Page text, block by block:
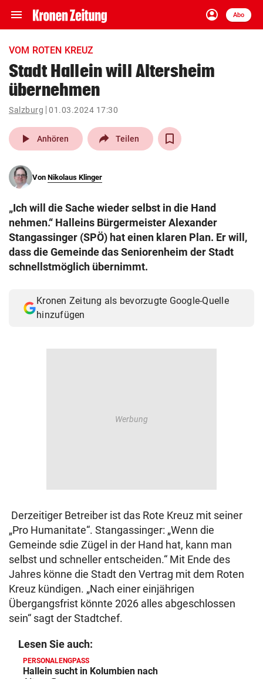
menu Navigation
ein-/ausklappen
account_circle
Anmelden
Abo
close Schließen
account_circle Anmelden
pin_drop
Wien arrow_right
search
eingeben
© Krone Multimedia GmbH & Co KG 2026
VOM ROTEN KREUZ
Stadt Hallein will Altersheim
übernehmen
Salzburg 01.03.2024 17:30
play_arrow Anhören Teilen
Von Nikolaus Klinger
„Ich will die Sache wieder selbst in die Hand
nehmen.“ Halleins Bürgermeister Alexander
Stangassinger (SPÖ) hat einen klaren Plan. Er will,
dass die Gemeinde das Seniorenheim der Stadt
schnellstmöglich übernimmt.
Kronen Zeitung als bevorzugte Google-Quelle
hinzufügen
Derzeitiger Betreiber ist das Rote Kreuz mit seiner
„Pro Humanitate“. Stangassinger: „Wenn die
Gemeinde sdie Zügel in der Hand hat, kann man
selbst und schneller entscheiden.“ Mit Ende des
Jahres könne die Stadt den Vertrag mit dem Roten
Kreuz kündigen. „Nach einer einjährigen
Übergangsfrist könnte 2026 alles abgeschlossen
sein“ sagt der Stadtchef.
Lesen Sie auch:
PERSONALENGPASS
Hallein sucht in Kolumbien nach